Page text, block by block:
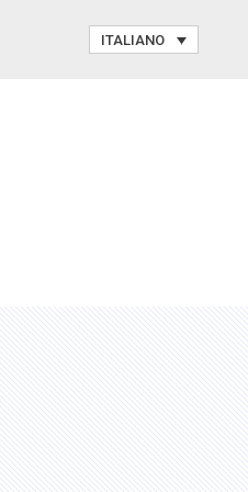
ITALIANO